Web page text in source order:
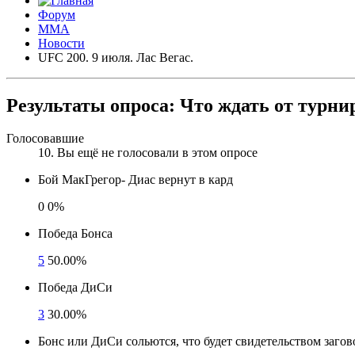
Форум
ММА
Новости
UFC 200. 9 июля. Лас Вегас.
Результаты опроса: Что ждать от
Голосовавшие
10. Вы ещё не голосовали в этом опросе
Бой МакГрегор- Диас вернут в кард
0 0%
Победа Бонса
5 50.00%
Победа ДиСи
3 30.00%
Бонс или ДиСи сольются, что будет свидетельством